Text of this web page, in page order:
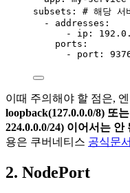
subsets : # 해당 서
- addresses :
- ip :
ports :
- port :
이때 주의해야 할 점은,
loopback(127.0.0.0/8) 또
224.0.0.0/24) 이어서는 안
용은 쿠버네티스 공식문서
2. NodePort